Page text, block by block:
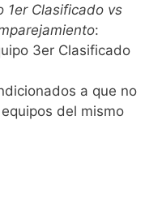
1er Clasificado vs
:
3er Clasificado
a que no
del mismo